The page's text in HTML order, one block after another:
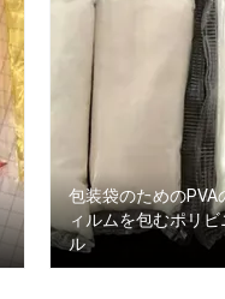
包装袋のためのPVA
ィルムを包むポリ
ル